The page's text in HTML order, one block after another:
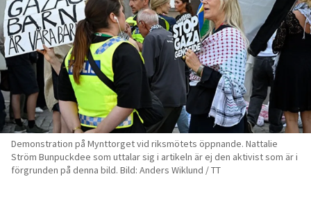
Demonstration på Mynttorget vid riksmötets öppnande. Nattalie
Ström Bunpuckdee som uttalar sig i artikeln är ej den aktivist som är i
förgrunden på denna bild. Bild: Anders Wiklund / TT